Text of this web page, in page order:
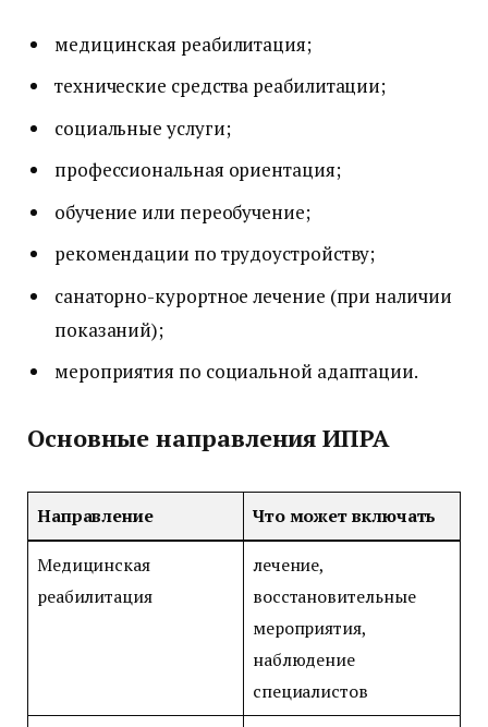
медицинская реабилитация;
технические средства реабилитации;
социальные услуги;
профессиональная ориентация;
обучение или переобучение;
рекомендации по трудоустройству;
санаторно-курортное лечение (при наличии
показаний);
мероприятия по социальной адаптации.
Основные направления ИПРА
Направление Что может включать
Медицинская
реабилитация
лечение,
восстановительные
мероприятия,
наблюдение
специалистов